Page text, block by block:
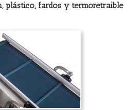
plástico, fardos y termoretraible